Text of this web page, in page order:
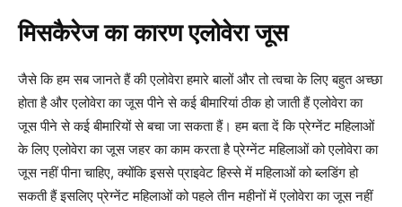
मिसकैरेज का कारण एलोवेरा जूस
जैसे कि हम सब जानते हैं की एलोवेरा हमारे बालों और तो त्वचा के लिए बहुत अच्छा
होता है और एलोवेरा का जूस पीने से कई बीमारियां ठीक हो जाती हैं एलोवेरा का
जूस पीने से कई बीमारियों से बचा जा सकता हैं। हम बता दें कि प्रेग्नेंट महिलाओं
के लिए एलोवेरा का जूस जहर का काम करता है प्रेग्नेंट महिलाओं को एलोवेरा का
जूस नहीं पीना चाहिए, क्योंकि इससे प्राइवेट हिस्से में महिलाओं को ब्लडिंग हो
सकती हैं इसलिए प्रेग्नेंट महिलाओं को पहले तीन महीनों में एलोवेरा का जूस नहीं